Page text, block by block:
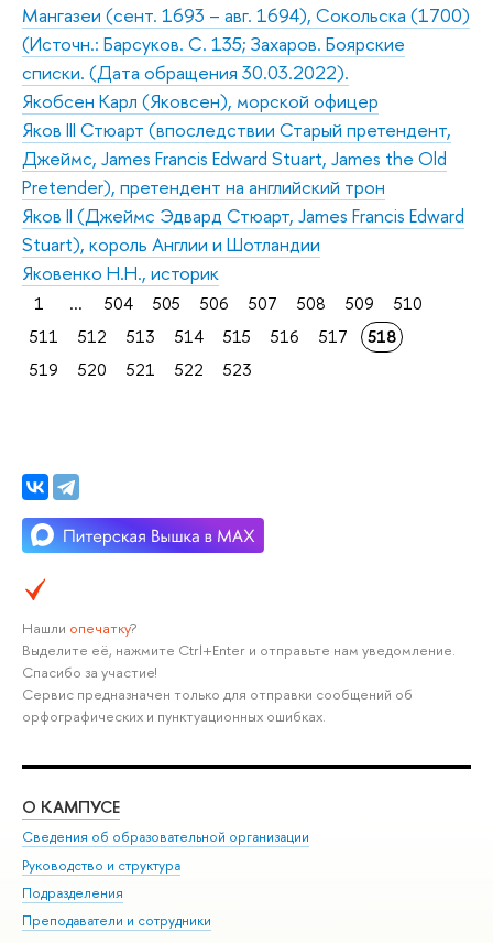
Мангазеи (сент. 1693 – авг. 1694), Сокольска (1700)
(Источн.: Барсуков. С. 135; Захаров. Боярские
списки. (Дата обращения 30.03.2022).
Якобсен Карл (Яковсен), морской офицер
Яков III Стюарт (впоследствии Старый претендент,
Джеймс, James Francis Edward Stuart, James the Old
Pretender), претендент на английский трон
Яков II (Джеймс Эдвард Стюарт, James Francis Edward
Stuart), король Англии и Шотландии
Яковенко Н.Н., историк
1 ... 504 505 506 507 508 509
510
511
512 513 514 515 516 517
518
519
520 521 522 523
Нашли опечатку?
Выделите её, нажмите Ctrl+Enter и отправьте нам уведомление.
Спасибо за участие!
Сервис предназначен только для отправки сообщений об
орфографических и пунктуационных ошибках.
О КАМПУСЕ
Сведения об образовательной организации
Руководство и структура
Подразделения
Преподаватели и сотрудники